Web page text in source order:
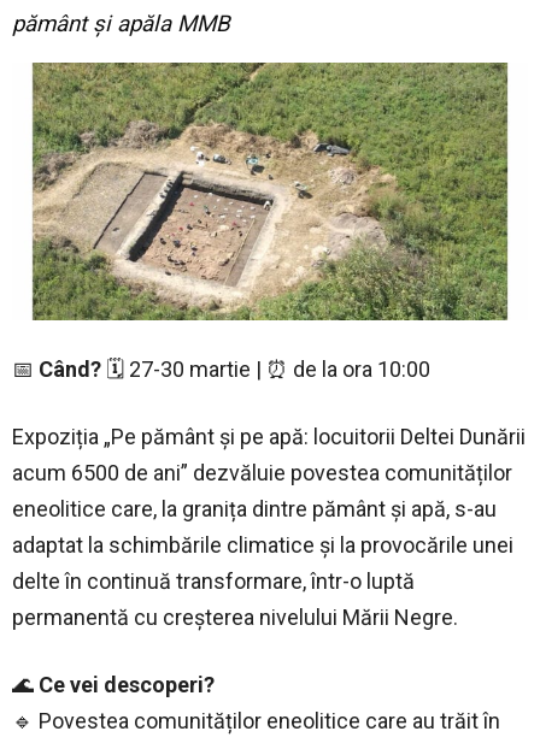
pământ și apăla MMB
📅 Când? 🗓️ 27-30 martie | ⏰ de la ora 10:00
Expoziția „Pe pământ și pe apă: locuitorii Deltei Dunării
acum 6500 de ani” dezvăluie povestea comunităților
eneolitice care, la granița dintre pământ și apă, s-au
adaptat la schimbările climatice și la provocările unei
delte în continuă transformare, într-o luptă
permanentă cu creșterea nivelului Mării Negre.
🌊 Ce vei descoperi?
🔹 Povestea comunităților eneolitice care au trăit în